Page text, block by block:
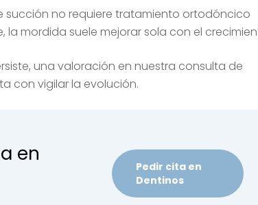
no requiere tratamiento ortodóncico
la mordida suele mejorar sola con el
una valoración en nuestra consulta de
con vigilar la evolución.
en
Pedir cita en
Dentinos